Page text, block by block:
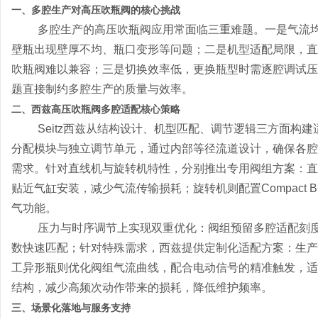
一、多腔生产对高压吹瓶阀的核心挑战
多腔生产的高压吹瓶阀应用常面临三重难题。一是气
壁瓶出现壁厚不均、瓶口变形等问题；二是机型适配局限，
吹瓶阀难以兼容；三是切换效率低，更换瓶型时需逐腔调试
题直接制约多腔生产的质量与效率。
二、西兹高压吹瓶阀多腔适配核心策略
Seitz西兹从结构设计、机型匹配、调节逻辑三方面构
分配模块与独立调节单元，通过内部等径流道设计，确保各
需求。针对直线机与旋转机特性，分别推出专用阀组方案：
贴近气缸安装，减少气流传输损耗；旋转机则配置Compact
气功能。
压力与时序调节上实现双重优化：阀组预留多腔适配
数快速匹配；针对特殊需求，西兹提供定制化适配方案：生
工异形瓶则优化阀组气流曲线，配合电动信号的精准触发，
结构，减少高频次动作带来的损耗，降低维护频率。
三、场景化落地与服务支持